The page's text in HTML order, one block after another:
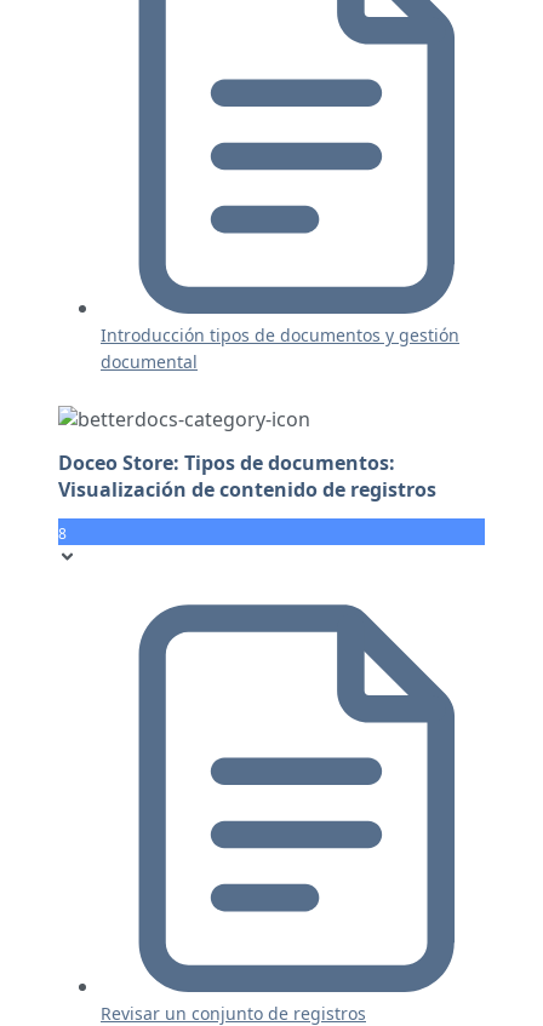
Introducción tipos de documentos y gestión
documental
Doceo Store: Tipos de documentos:
Visualización de contenido de registros
8
Revisar un conjunto de registros